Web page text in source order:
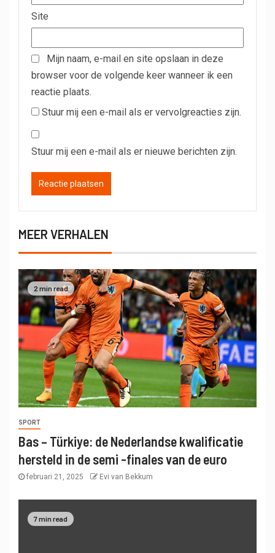
Site
Mijn naam, e-mail en site opslaan in deze
browser voor de volgende keer wanneer ik een
reactie plaats.
Stuur mij een e-mail als er vervolgreacties zijn.
Stuur mij een e-mail als er nieuwe berichten zijn.
MEER VERHALEN
2 min read
SPORT
Bas – Türkiye: de Nederlandse kwalificatie
hersteld in de semi -finales van de euro
februari 21, 2025 Evi van Bekkum
7 min read